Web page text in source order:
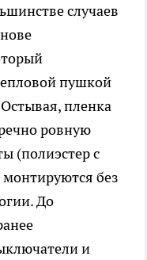
случаев
пушкой
пленка
ровную
(полиэстер с
без
До
и